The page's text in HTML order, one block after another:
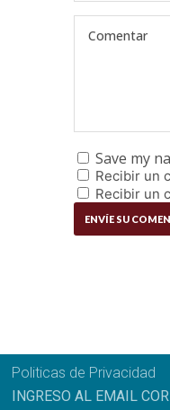
Save my
Recibir un
Recibir un
Politicas de Privacidad
INGRESO AL EMAIL